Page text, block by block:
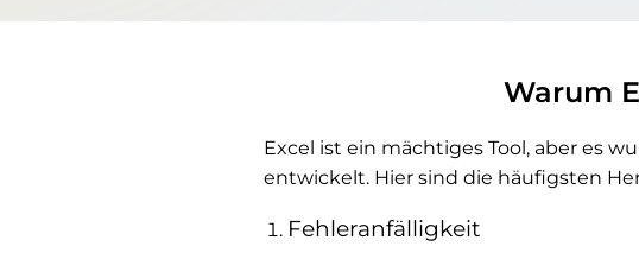
Warum
Excel ist ein mächtiges Tool, aber es
entwickelt. Hier sind die häufigsten
Fehleranfälligkeit